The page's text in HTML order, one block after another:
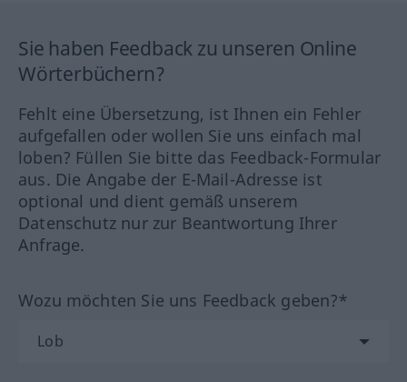
Sie haben Feedback zu unseren Online
Wörterbüchern?
Fehlt eine Übersetzung, ist Ihnen ein Fehler
aufgefallen oder wollen Sie uns einfach mal
loben? Füllen Sie bitte das Feedback-Formular
aus. Die Angabe der E-Mail-Adresse ist
optional und dient gemäß unserem
Datenschutz nur zur Beantwortung Ihrer
Anfrage.
Wozu möchten Sie uns Feedback geben?*